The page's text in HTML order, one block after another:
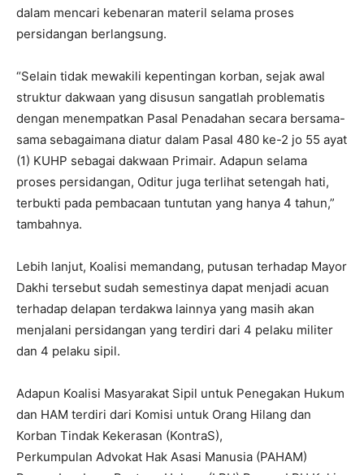
dalam mencari kebenaran materil selama proses
persidangan berlangsung.
“Selain tidak mewakili kepentingan korban, sejak awal
struktur dakwaan yang disusun sangatlah problematis
dengan menempatkan Pasal Penadahan secara bersama-
sama sebagaimana diatur dalam Pasal 480 ke-2 jo 55 ayat
(1) KUHP sebagai dakwaan Primair. Adapun selama
proses persidangan, Oditur juga terlihat setengah hati,
terbukti pada pembacaan tuntutan yang hanya 4 tahun,”
tambahnya.
Lebih lanjut, Koalisi memandang, putusan terhadap Mayor
Dakhi tersebut sudah semestinya dapat menjadi acuan
terhadap delapan terdakwa lainnya yang masih akan
menjalani persidangan yang terdiri dari 4 pelaku militer
dan 4 pelaku sipil.
Adapun Koalisi Masyarakat Sipil untuk Penegakan Hukum
dan HAM terdiri dari Komisi untuk Orang Hilang dan
Korban Tindak Kekerasan (KontraS),
Perkumpulan Advokat Hak Asasi Manusia (PAHAM)